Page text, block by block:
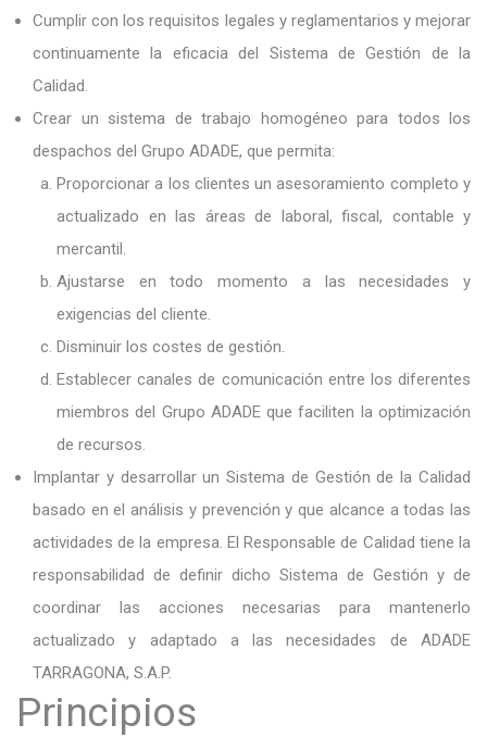
Cumplir con los requisitos legales y reglamentarios y mejorar
continuamente la eficacia del Sistema de Gestión de la
Calidad.
Crear un sistema de trabajo homogéneo para todos los
despachos del Grupo ADADE, que permita:
Proporcionar a los clientes un asesoramiento completo y
actualizado en las áreas de laboral, fiscal, contable y
mercantil.
Ajustarse en todo momento a las necesidades y
exigencias del cliente.
Disminuir los costes de gestión.
Establecer canales de comunicación entre los diferentes
miembros del Grupo ADADE que faciliten la optimización
de recursos.
Implantar y desarrollar un Sistema de Gestión de la Calidad
basado en el análisis y prevención y que alcance a todas las
actividades de la empresa. El Responsable de Calidad tiene la
responsabilidad de definir dicho Sistema de Gestión y de
coordinar las acciones necesarias para mantenerlo
actualizado y adaptado a las necesidades de ADADE
TARRAGONA, S.A.P.
Principios